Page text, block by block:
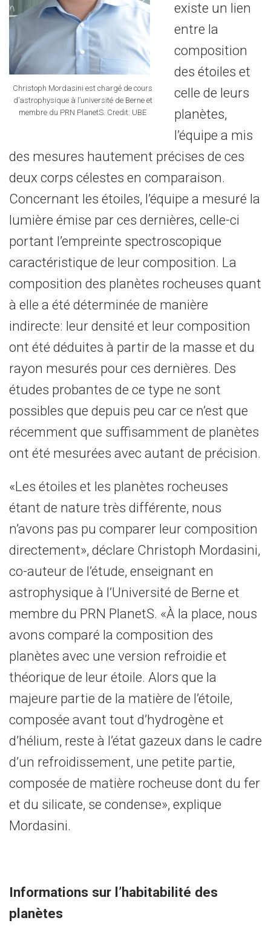
Christoph Mordasini est chargé de cours
d’astrophysique à l’université de Berne et
membre du PRN PlanetS. Credit: UBE
existe un lien
entre la
composition
des étoiles et
celle de leurs
planètes,
l’équipe a mis
des mesures hautement précises de ces
deux corps célestes en comparaison.
Concernant les étoiles, l’équipe a mesuré la
lumière émise par ces dernières, celle-ci
portant l’empreinte spectroscopique
caractéristique de leur composition. La
composition des planètes rocheuses quant
à elle a été déterminée de manière
indirecte: leur densité et leur composition
ont été déduites à partir de la masse et du
rayon mesurés pour ces dernières. Des
études probantes de ce type ne sont
possibles que depuis peu car ce n’est que
récemment que suffisamment de planètes
ont été mesurées avec autant de précision.
«Les étoiles et les planètes rocheuses
étant de nature très différente, nous
n’avons pas pu comparer leur composition
directement», déclare Christoph Mordasini,
co-auteur de l’étude, enseignant en
astrophysique à l’Université de Berne et
membre du PRN PlanetS. «À la place, nous
avons comparé la composition des
planètes avec une version refroidie et
théorique de leur étoile. Alors que la
majeure partie de la matière de l’étoile,
composée avant tout d’hydrogène et
d’hélium, reste à l’état gazeux dans le cadre
d’un refroidissement, une petite partie,
composée de matière rocheuse dont du fer
et du silicate, se condense», explique
Mordasini.
Informations sur l’habitabilité des
planètes